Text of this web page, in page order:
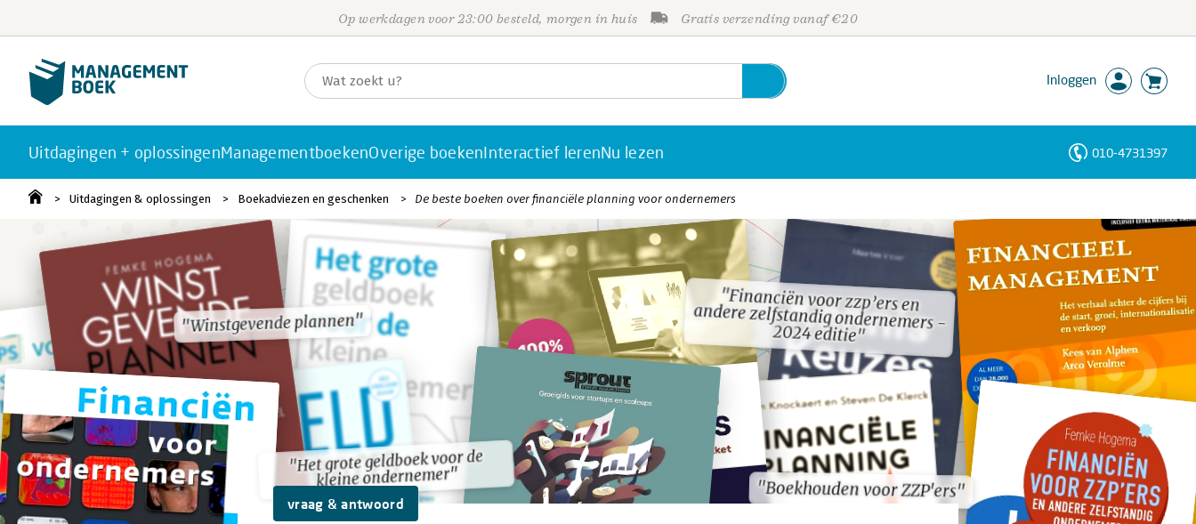
Op werkdagen voor 23:00 besteld, morgen in huis Gratis verzending vanaf €20
Inloggen
Uitdagingen + oplossingenManagementboekenOverige boekenInteractief lerenNu lezen 010-4731397
Uitdagingen & oplossingen Boekadviezen en geschenken De beste boeken over financiële planning voor ondernemers
"Winstgevende plannen"
"Financiën voor zzp’ers en
andere zelfstandig ondernemers -
2024 editie"
"Het grote geldboek voor de
kleine ondernemer" "Boekhouden voor ZZP'ers"
"Winstgevende plannen"
"Financiën voor zzp’ers en
andere zelfstandig ondernemers -
2024 editie"
"Het grote geldboek voor de
kleine ondernemer" "Boekhouden voor ZZP'ers"
vraag & antwoord
Personen
Trefwoorden